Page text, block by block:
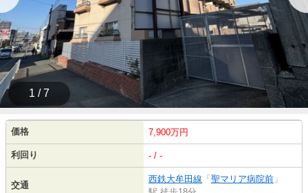
1 / 7
価格 7,900万円
利回り - / -
交通
西鉄大牟田線 「 聖マリア病院前 」